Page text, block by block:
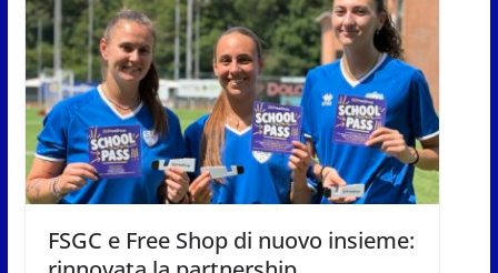
FSGC e Free Shop di nuovo insieme: